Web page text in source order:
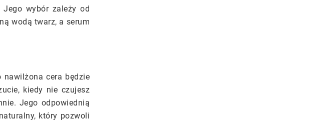
wybór zależy od
wodą twarz, a serum
nawilżona cera będzie
kiedy nie czujesz
Jego odpowiednią
który pozwoli